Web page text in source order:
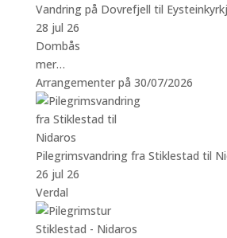
Vandring på Dovrefjell til
28 jul 26
Dombås
mer…
Arrangementer på 30/07/2026
Pilegrimsvandring fra Stiklestad til
26 jul 26
Verdal